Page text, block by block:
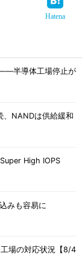
Hatena
半導体工場停止が
NANDは供給緩和
High IOPS
みも容易に
場の対応状況【8/4